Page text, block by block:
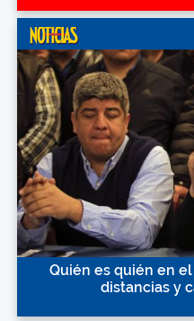
Quién es quién en
distancias y